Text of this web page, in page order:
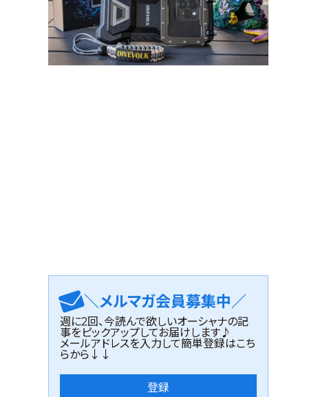
＼メルマガ会員募集中／
週に2回、今読んで欲しいオーシャナの記
事をピックアップしてお届けします♪
メールアドレスを入力して簡単登録はこち
らから↓↓
登録